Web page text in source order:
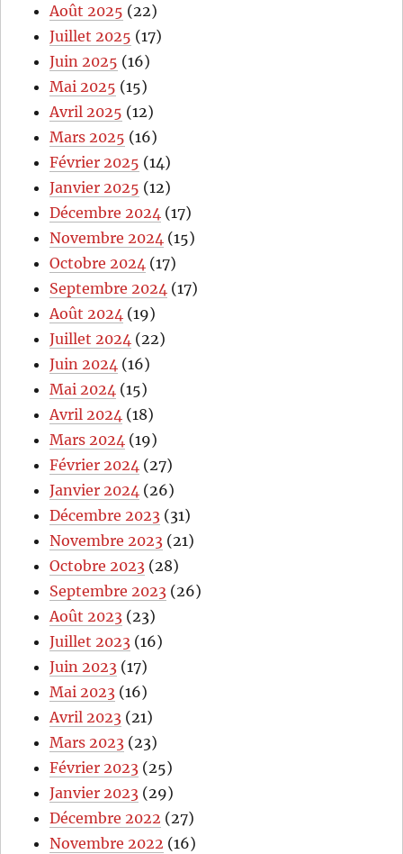
Août 2025 (22)
Juillet 2025 (17)
Juin 2025 (16)
Mai 2025 (15)
Avril 2025 (12)
Mars 2025 (16)
Février 2025 (14)
Janvier 2025 (12)
Décembre 2024 (17)
Novembre 2024 (15)
Octobre 2024 (17)
Septembre 2024 (17)
Août 2024 (19)
Juillet 2024 (22)
Juin 2024 (16)
Mai 2024 (15)
Avril 2024 (18)
Mars 2024 (19)
Février 2024 (27)
Janvier 2024 (26)
Décembre 2023 (31)
Novembre 2023 (21)
Octobre 2023 (28)
Septembre 2023 (26)
Août 2023 (23)
Juillet 2023 (16)
Juin 2023 (17)
Mai 2023 (16)
Avril 2023 (21)
Mars 2023 (23)
Février 2023 (25)
Janvier 2023 (29)
Décembre 2022 (27)
Novembre 2022 (16)